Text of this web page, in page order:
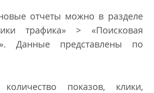
отчеты можно в разделе
трафика» > «Поисковая
Данные представлены по
показов, клики,